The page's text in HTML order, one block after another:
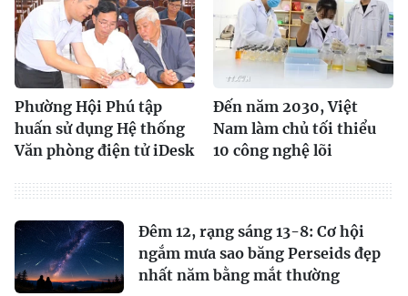
Phường Hội Phú tập
huấn sử dụng Hệ thống
Văn phòng điện tử iDesk
Đến năm 2030, Việt
Nam làm chủ tối thiểu
10 công nghệ lõi
Đêm 12, rạng sáng 13-8: Cơ hội
ngắm mưa sao băng Perseids đẹp
nhất năm bằng mắt thường